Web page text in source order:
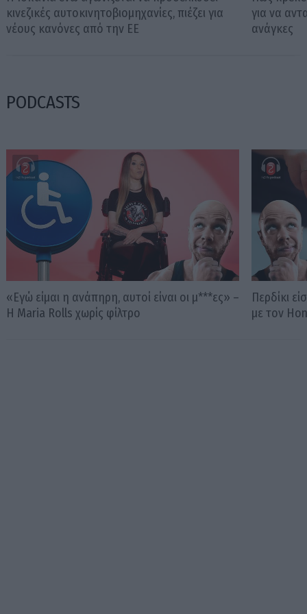
κινεζικές αυτοκινητοβιομηχανίες, πιέζει για
νέους κανόνες από την ΕΕ
για να
ανάγκες
PODCASTS
«Εγώ είμαι η ανάπηρη, αυτοί είναι οι μ***ες» –
Η Maria Rolls χωρίς φίλτρο
Περδίκι
με τον